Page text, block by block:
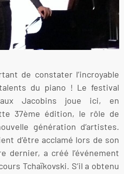
de constater l’incroyable
du piano ! Le festival
Jacobins joue ici, en
37ème édition, le rôle de
génération d’artistes.
d’être acclamé lors de son
dernier, a créé l’événement
Tchaïkovski. S’il a obtenu